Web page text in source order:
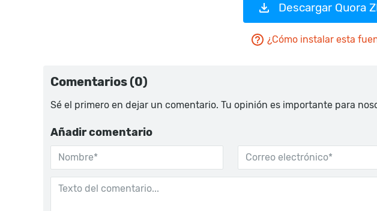
Descargar Quora
¿Cómo instalar esta
Comentarios (0)
Sé el primero en dejar un comentario. Tu opinión es importante para
Añadir comentario